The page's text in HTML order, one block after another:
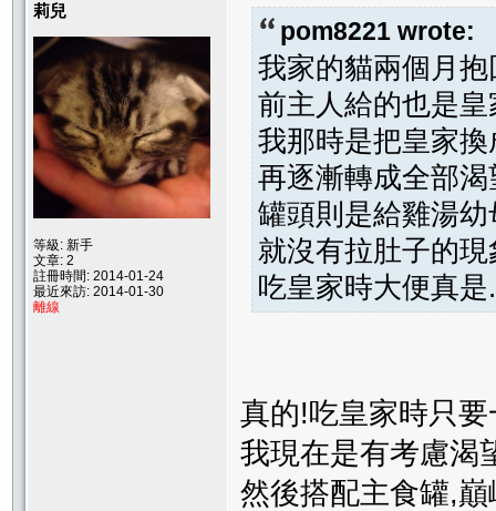
莉兒
等級: 新手
文章: 2
註冊時間: 2014-01-24
最近來訪: 2014-01-30
離線
pom8221 wrote:
我家的貓兩個月
前主人給的也是皇
我那時是把皇家
再逐漸轉成全部渴
罐頭則是給雞湯幼
就沒有拉肚子的現
吃皇家時大便真
真的!吃皇家時只
我現在是有考慮渴
然後搭配主食罐,